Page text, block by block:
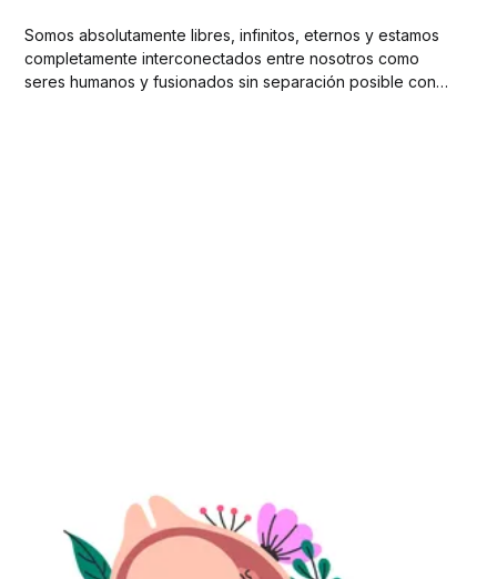
Somos absolutamente libres, infinitos, eternos y estamos
completamente interconectados entre nosotros como
seres humanos y fusionados sin separación posible con